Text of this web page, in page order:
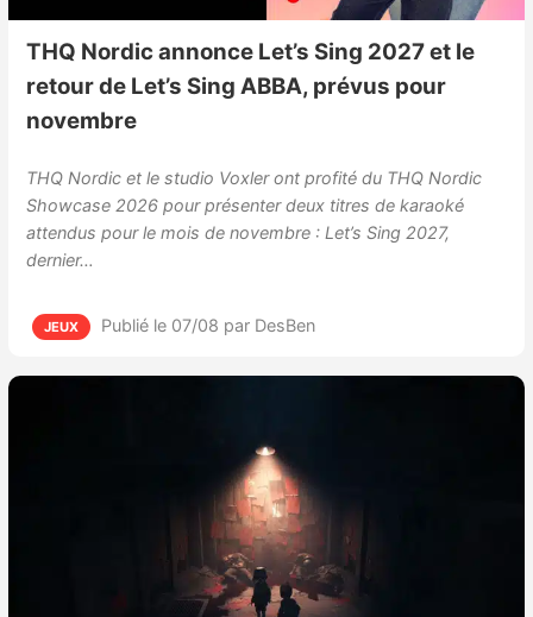
THQ Nordic annonce Let’s Sing 2027 et le
retour de Let’s Sing ABBA, prévus pour
novembre
THQ Nordic et le studio Voxler ont profité du THQ Nordic
Showcase 2026 pour présenter deux titres de karaoké
attendus pour le mois de novembre : Let’s Sing 2027,
dernier…
JEUX Publié le 07/08 par DesBen